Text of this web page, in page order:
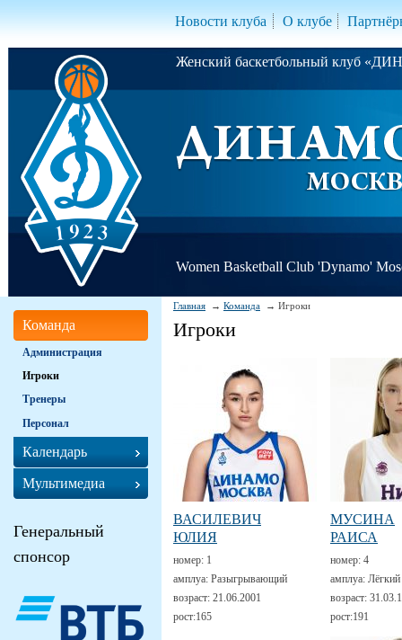
Новости клуба О клубе
Женский баскетбольный клуб
Women Basketball Club 'Dynamo'
Главная Команда Игроки
Игроки
ВАСИЛЕВИЧ
ЮЛИЯ
номер: 1
амплуа: Разыгрывающий
возраст: 21.06.2001
рост:165
МУСИНА
РАИСА
номер: 4
амплуа:
возраст:
рост:191
Команда
Администрация
Игроки
Тренеры
Персонал
Календарь
Мультимедиа
Генеральный
спонсор